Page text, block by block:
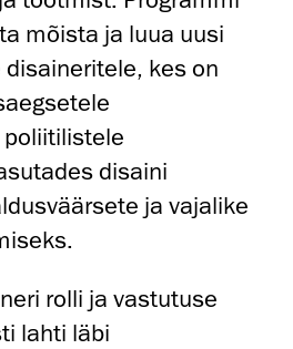
mõista ja luua uusi
kes on
disaini
ja vajalike
rolli ja vastutuse
lahti läbi